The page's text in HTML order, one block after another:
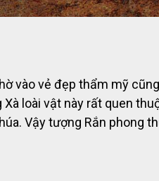
vào vẻ đẹp thẩm mỹ
loài vật này rất quen
Vậy tượng Rắn phong